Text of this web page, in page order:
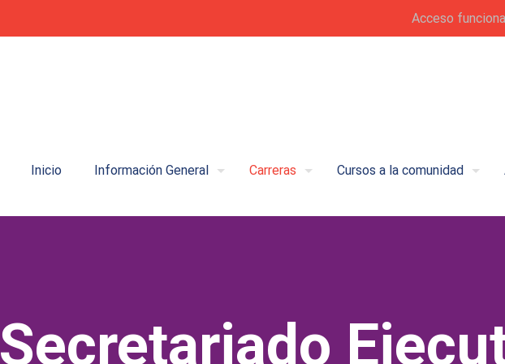
Acceso
Inicio Información General Carreras Cursos a la comunidad
Secretariado